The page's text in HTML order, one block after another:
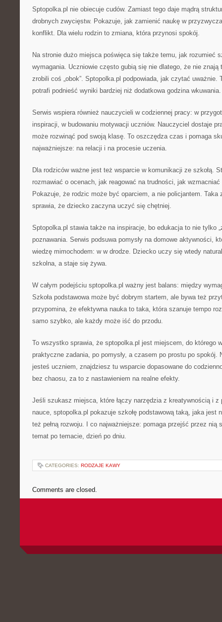
Sptopolka.pl nie obiecuje cudów. Zamiast tego daje mądrą
drobnych zwycięstw. Pokazuje, jak zamienić naukę w
konflikt. Dla wielu rodzin to zmiana, która przynosi spokój.
Na stronie dużo miejsca poświęca się także temu, jak rozumieć
wymagania. Uczniowie często gubią się nie dlatego, że nie
zrobili coś „obok”. Sptopolka.pl podpowiada, jak czytać uważnie.
potrafi podnieść wyniki bardziej niż dodatkowa godzina wkuwania.
Serwis wspiera również nauczycieli w codziennej pracy: w
inspiracji, w budowaniu motywacji uczniów. Nauczyciel dostaje
może rozwinąć pod swoją klasę. To oszczędza czas i pomaga
najważniejsze: na relacji i na procesie uczenia.
Dla rodziców ważne jest też wsparcie w komunikacji ze szkołą.
rozmawiać o ocenach, jak reagować na trudności, jak
Pokazuje, że rodzic może być oparciem, a nie policjantem. Taka
sprawia, że dziecko zaczyna uczyć się chętniej.
Sptopolka.pl stawia także na inspiracje, bo edukacja to nie tylko
poznawania. Serwis podsuwa pomysły na domowe aktywności,
wiedzę mimochodem: w w drodze. Dziecko uczy się wtedy
szkolna, a staje się żywa.
W całym podejściu sptopolka.pl ważny jest balans: między
Szkoła podstawowa może być dobrym startem, ale bywa też
przypomina, że efektywna nauka to taka, która szanuje tempo
samo szybko, ale każdy może iść do przodu.
To wszystko sprawia, że sptopolka.pl jest miejscem, do którego
praktyczne zadania, po pomysły, a czasem po prostu po spokój.
jesteś uczniem, znajdziesz tu wsparcie dopasowane do
bez chaosu, za to z nastawieniem na realne efekty.
Jeśli szukasz miejsca, które łączy narzędzia z kreatywnością i z
nauce, sptopolka.pl pokazuje szkołę podstawową taką, jaka jest
też pełną rozwoju. I co najważniejsze: pomaga przejść przez nią
temat po temacie, dzień po dniu.
CATEGORIES: RODZAJE KAWY
Comments are closed.